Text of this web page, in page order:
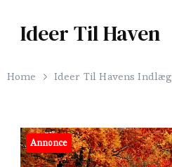
Ideer Til Haven
Home Ideer Til Havens Indlæg
Annonce